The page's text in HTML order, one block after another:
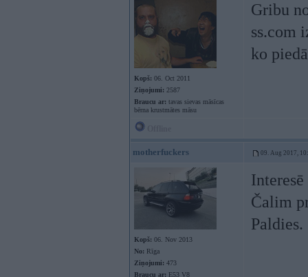
Kopš: 06. Oct 2011
Ziņojumi: 2587
Braucu ar: tavas sievas māsīcas
bērna krustmātes māsu
Gribu
ss.com
ko
motherfuckers 09. Aug 2017,
Kopš: 06. Nov 2013
No: Rīga
Ziņojumi: 473
Braucu ar: E53 V8
Čalim
Paldies.